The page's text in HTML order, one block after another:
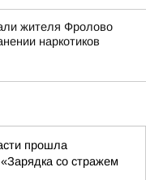
жителя Фролово
наркотиков
прошла
со стражем